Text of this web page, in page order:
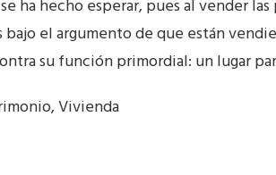
ha hecho esperar, pues al vender
el argumento de que están
su función primordial: un lugar
Vivienda